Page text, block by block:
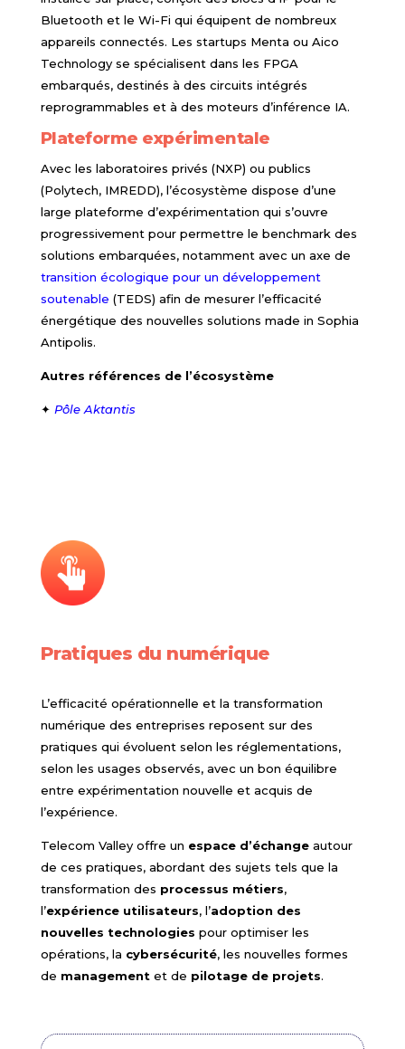
Bluetooth et le Wi-Fi qui équipent de nombreux
appareils connectés. Les startups Menta ou Aico
Technology se spécialisent dans les FPGA
embarqués, destinés à des circuits intégrés
reprogrammables et à des moteurs d’inférence IA.
Plateforme expérimentale
Avec les laboratoires privés (NXP) ou publics
(Polytech, IMREDD), l’écosystème dispose d’une
large plateforme d’expérimentation qui s’ouvre
progressivement pour permettre le benchmark des
solutions embarquées, notamment avec un axe de
transition écologique pour un développement
soutenable (TEDS) afin de mesurer l’efficacité
énergétique des nouvelles solutions made in Sophia
Antipolis.
Autres références de l’écosystème
✦ Pôle Aktantis
Pratiques du numérique
L’efficacité opérationnelle et la transformation
numérique des entreprises reposent sur des
pratiques qui évoluent selon les réglementations,
selon les usages observés, avec un bon équilibre
entre expérimentation nouvelle et acquis de
l’expérience.
Telecom Valley offre un espace d’échange autour
de ces pratiques, abordant des sujets tels que la
transformation des processus métiers,
l’expérience utilisateurs, l’adoption des
nouvelles technologies pour optimiser les
opérations, la cybersécurité, les nouvelles formes
de managementet de pilotage de projets.